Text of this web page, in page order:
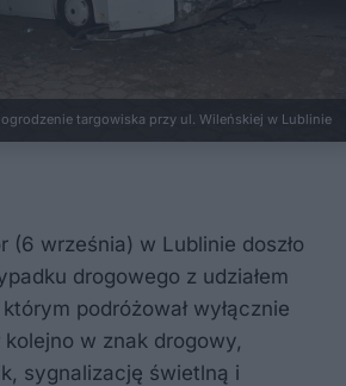
targowiska przy ul. Wileńskiej w Lublinie
(6 września) w Lublinie doszło
drogowego z udziałem
podróżował wyłącznie
w znak drogowy,
sygnalizację świetlną i